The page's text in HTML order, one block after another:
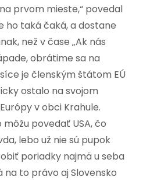
prvom mieste,“ povedal
ho taká čaká, a dostane
než v čase „Ak nás
obrátime sa na
je členským štátom EÚ
ostalo na svojom
v obci Krahule.
povedať USA, čo
lebo už nie sú pupok
poriadky najmä u seba
to právo aj Slovensko